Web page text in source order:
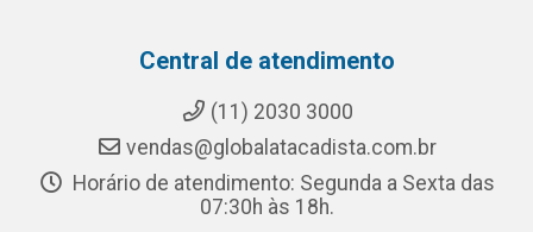
Central de atendimento
(11) 2030 3000
vendas@globalatacadista.com.br
Horário de atendimento: Segunda a Sexta das
07:30h às 18h.